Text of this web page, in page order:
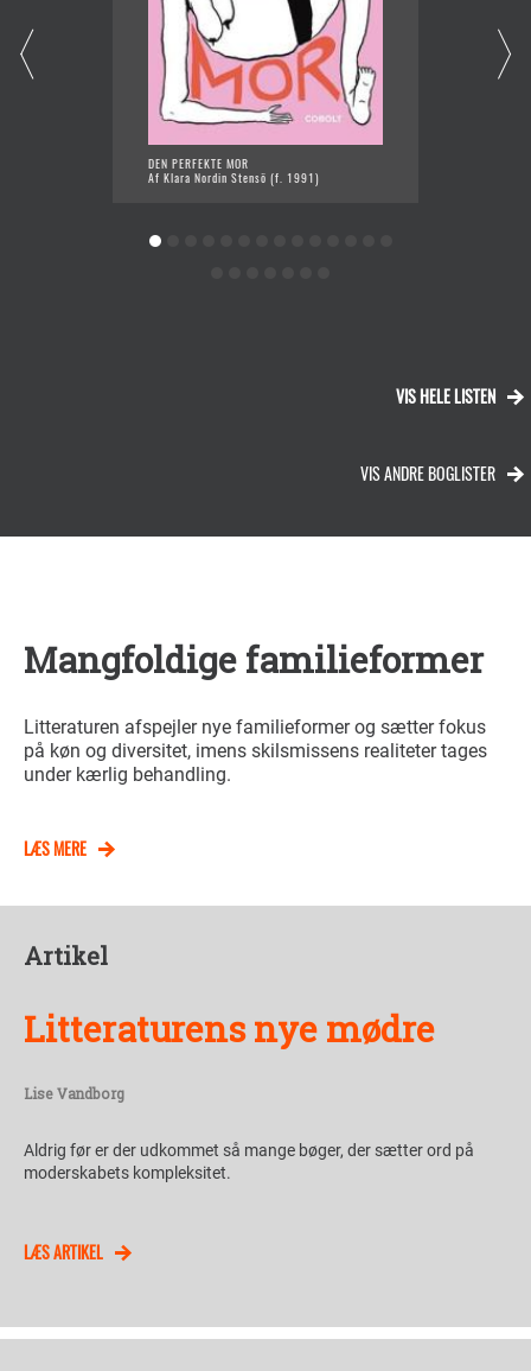
DEN PERFEKTE MOR
Af Klara Nordin Stensö (f. 1991)
VIS HELE LISTEN
VIS ANDRE BOGLISTER
Mangfoldige familieformer
Litteraturen afspejler nye familieformer og sætter fokus
på køn og diversitet, imens skilsmissens realiteter tages
under kærlig behandling.
LÆS MERE
Artikel
Litteraturens nye mødre
Lise Vandborg
Aldrig før er der udkommet så mange bøger, der sætter ord på
moderskabets kompleksitet.
LÆS ARTIKEL